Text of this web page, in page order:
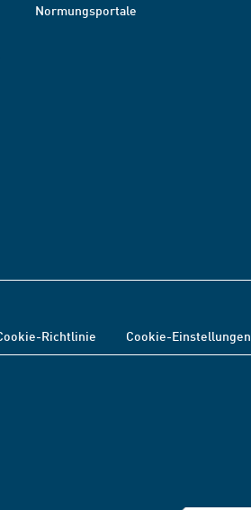
Normungsportale
Richtlinie Cookie-Einstellungen